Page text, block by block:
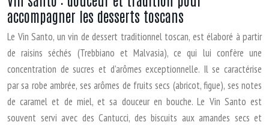
accompagner les desserts toscans
Le Vin Santo, un vin de dessert traditionnel toscan, est élaboré à partir
de raisins séchés (Trebbiano et Malvasia), ce qui lui confère une
concentration de sucres et d’arômes exceptionnelle. Il se caractérise
par sa robe ambrée, ses arômes de fruits secs (abricot, figue), ses notes
de caramel et de miel, et sa douceur en bouche. Le Vin Santo est
souvent servi avec des Cantucci, des biscuits aux amandes secs et